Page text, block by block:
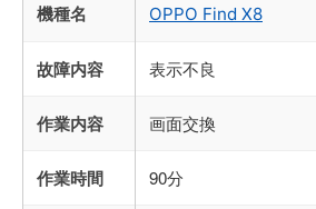
機種名 OPPO Find X8
故障内容 表示不良
作業内容 画面交換
作業時間 90分